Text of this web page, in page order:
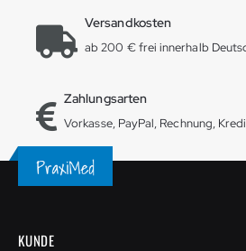
Versandkosten
ab 200 € frei innerhalb
Zahlungsarten
Vorkasse, PayPal, Rechnung,
KUNDE